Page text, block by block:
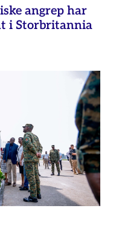
angrep har
i Storbritannia